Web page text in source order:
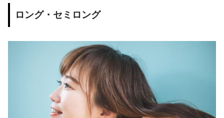
ロング・セミロング